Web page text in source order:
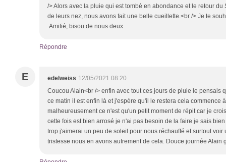
/> Alors avec la pluie qui est tombé en abondance et le retour
de leurs nez, nous avons fait une belle cueillette.<br /> Je te
Amitié, bisou de nous deux.
Répondre
E edelweiss 12/05/2021 08:20
Coucou Alain<br /> enfin avec tout ces jours de pluie le pensais
ce matin il est enfin là et j'espère qu'il le restera cela commence
malheureusement ce n'est qu'un petit moment de répit car je
cette fois est bien arrosé je n'ai pas besoin de la faire je sais
trop j'aimerai un peu de soleil pour nous réchauffé et surtout voir
tristesse nous en avons autrement de cela. Douce journée Alain